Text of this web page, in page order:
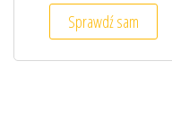
Sprawdź sam